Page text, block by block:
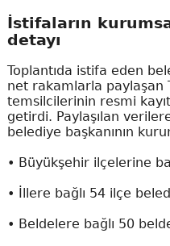
İstifaların
detayı
Toplantıda istifa eden
net rakamlarla paylaşan
temsilcilerinin resmi
getirdi. Paylaşılan
belediye başkanının
• Büyükşehir ilçelerine
• İllere bağlı 54 ilçe
• Beldelere bağlı 50